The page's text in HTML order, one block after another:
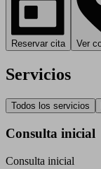
Reservar cita Ver
Servicios
Todos los servicios
Consulta inicial
Consulta inicial